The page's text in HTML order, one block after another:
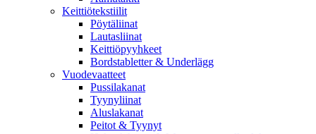
Keittiötekstiilit
Pöytäliinat
Lautasliinat
Keittiöpyyhkeet
Bordstabletter & Underlägg
Vuodevaatteet
Pussilakanat
Tyynyliinat
Aluslakanat
Peitot & Tyynyt